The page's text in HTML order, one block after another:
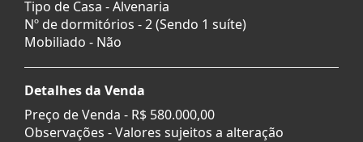
Tipo de Casa - Alvenaria
Nº de dormitórios - 2 (Sendo 1 suíte)
Mobiliado - Não
Detalhes da Venda
Preço de Venda - R$ 580.000,00
Observações - Valores sujeitos a alteração